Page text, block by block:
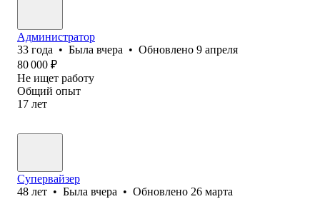
Администратор
33 года • Была вчера • Обновлено 9 апреля
80 000 ₽
Не ищет работу
Общий опыт
17 лет
Супервайзер
48 лет • Была вчера • Обновлено 26 марта